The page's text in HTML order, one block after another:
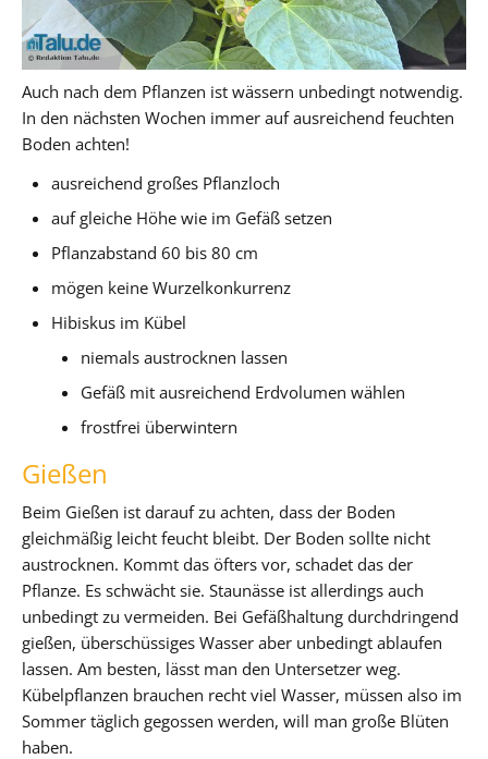
Auch nach dem Pflanzen ist wässern unbedingt notwendig.
In den nächsten Wochen immer auf ausreichend feuchten
Boden achten!
ausreichend großes Pflanzloch
auf gleiche Höhe wie im Gefäß setzen
Pflanzabstand 60 bis 80 cm
mögen keine Wurzelkonkurrenz
Hibiskus im Kübel
niemals austrocknen lassen
Gefäß mit ausreichend Erdvolumen wählen
frostfrei überwintern
Gießen
Beim Gießen ist darauf zu achten, dass der Boden
gleichmäßig leicht feucht bleibt. Der Boden sollte nicht
austrocknen. Kommt das öfters vor, schadet das der
Pflanze. Es schwächt sie. Staunässe ist allerdings auch
unbedingt zu vermeiden. Bei Gefäßhaltung durchdringend
gießen, überschüssiges Wasser aber unbedingt ablaufen
lassen. Am besten, lässt man den Untersetzer weg.
Kübelpflanzen brauchen recht viel Wasser, müssen also im
Sommer täglich gegossen werden, will man große Blüten
haben.